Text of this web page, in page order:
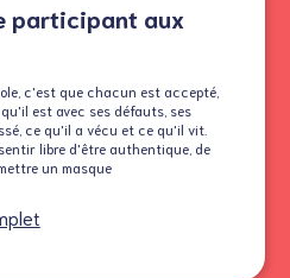
participant aux
c'est que chacun est accepté,
est avec ses défauts, ses
ce qu'il a vécu et ce qu'il vit.
libre d'être authentique, de
un masque